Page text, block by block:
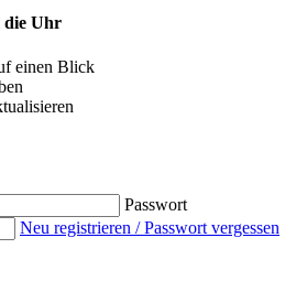
die Uhr
einen Blick
Passwort
Neu registrieren / Passwort vergessen